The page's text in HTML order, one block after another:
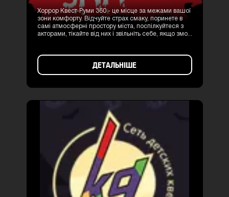
Хоррор Квест-Руми 360 - це місце за межами вашої
зони комфорту. Відчуйте страх смаку, поринете в
самі атмосферні простору міста, поспілкуйтеся з
акторами, тікайте від них і звільніть себе, якщо змо...
ДЕТАЛЬНІШЕ